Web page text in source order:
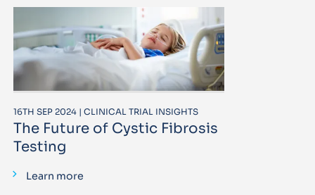
16TH SEP 2024 | CLINICAL TRIAL INSIGHTS
The Future of Cystic Fibrosis
Testing
Learn more